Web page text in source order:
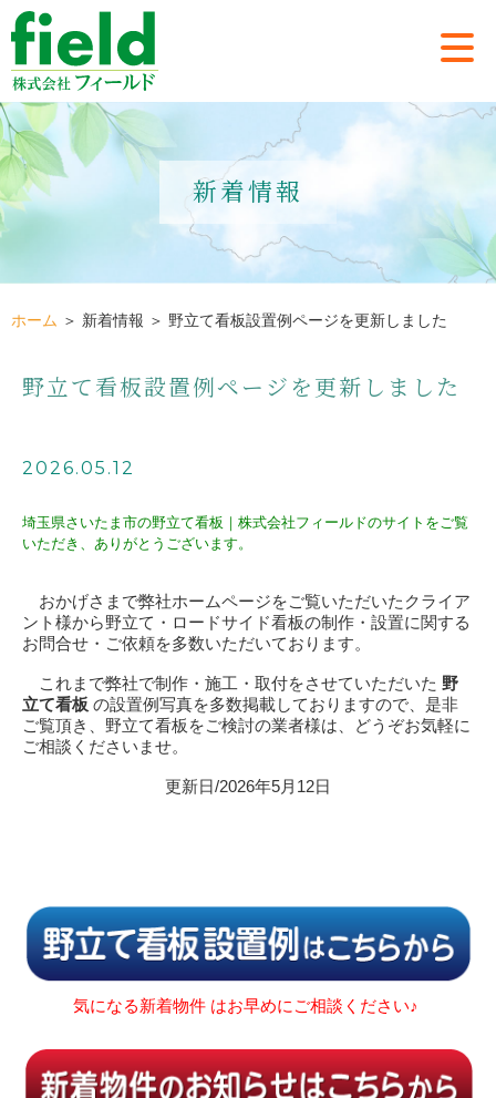
新着情報
ホーム ＞ 新着情報 ＞ 野立て看板設置例ページを更新しました
野立て看板設置例ページを更新しました
2026.05.12
埼玉県さいたま市の野立て看板｜株式会社フィールドのサイトをご覧
いただき、ありがとうございます。
おかげさまで弊社ホームページをご覧いただいたクライア
ント様から野立て・ロードサイド看板の制作・設置に関する
お問合せ・ご依頼を多数いただいております。
これまで弊社で制作・施工・取付をさせていただいた 野
立て看板 の設置例写真を多数掲載しておりますので、是非
ご覧頂き、野立て看板をご検討の業者様は、どうぞお気軽に
ご相談くださいませ。
更新日/2026年5月12日
気になる新着物件 はお早めにご相談ください♪